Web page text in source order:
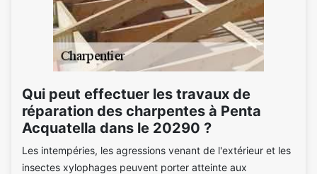
Qui peut effectuer les travaux de
réparation des charpentes à Penta
Acquatella dans le 20290 ?
Les intempéries, les agressions venant de l'extérieur et les
insectes xylophages peuvent porter atteinte aux